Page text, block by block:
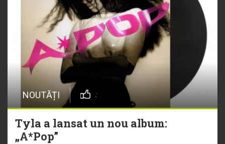
NOUTĂȚI
Tyla a lansat un nou album:
„A*Pop”